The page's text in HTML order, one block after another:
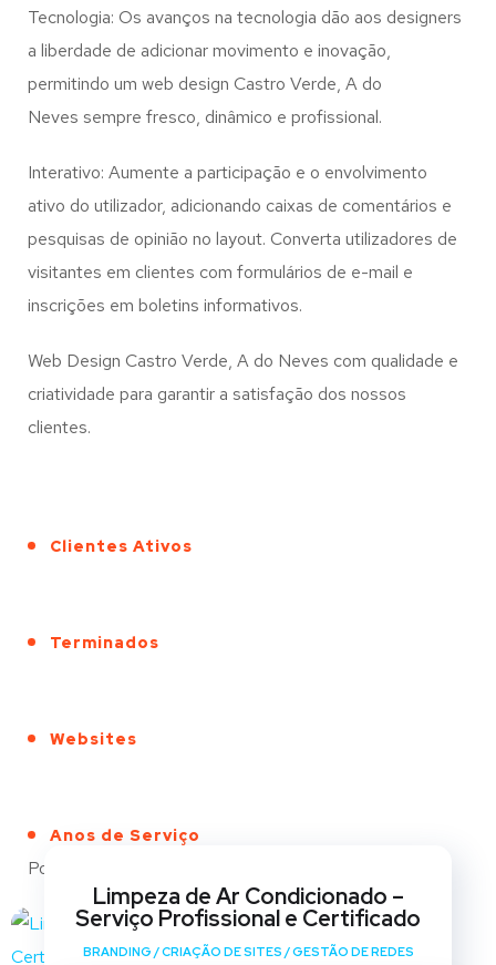
Tecnologia: Os avanços na tecnologia dão aos designers
a liberdade de adicionar movimento e inovação,
permitindo um web design Castro Verde, A do
Neves sempre fresco, dinâmico e profissional.
Interativo: Aumente a participação e o envolvimento
ativo do utilizador, adicionando caixas de comentários e
pesquisas de opinião no layout. Converta utilizadores de
visitantes em clientes com formulários de e-mail e
inscrições em boletins informativos.
Web Design Castro Verde, A do Neves com qualidade e
criatividade para garantir a satisfação dos nossos
clientes.
Clientes Ativos
Terminados
Websites
Anos de Serviço
Portfólio
Limpeza de Ar Condicionado –
Serviço Profissional e Certificado
BRANDING /CRIAÇÃO DE SITES /GESTÃO DE REDES